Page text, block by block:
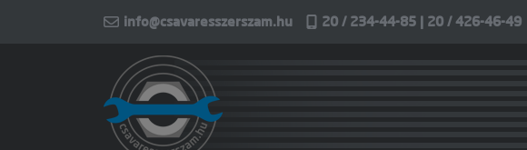
info@csavaresszerszam.hu 20 / 234-44-85 | 20 / 426-46-49